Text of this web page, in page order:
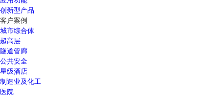
创新型产品
客户案例
城市综合体
超高层
隧道管廊
公共安全
星级酒店
制造业及化工
医院